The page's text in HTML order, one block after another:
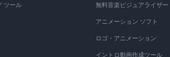
ツール 無料音楽ビジュアライザー
アニメーション ソフト
ロゴ・アニメーション
イントロ動画作成ツール